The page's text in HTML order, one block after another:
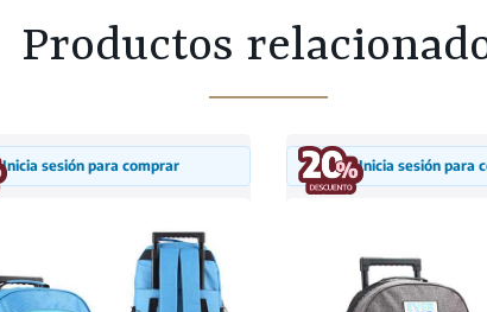
Productos
Inicia sesión para comprar Inicia sesión para